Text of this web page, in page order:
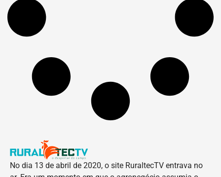
No dia 13 de abril de 2020, o site RuraltecTV entrava no